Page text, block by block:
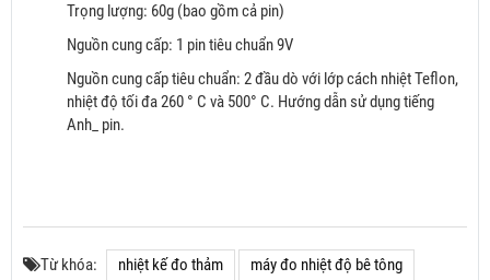
Trọng lượng: 60g (bao gồm cả pin)
Nguồn cung cấp: 1 pin tiêu chuẩn 9V
Nguồn cung cấp tiêu chuẩn: 2 đầu dò với lớp cách nhiệt Teflon,
nhiệt độ tối đa 260 ° C và 500° C. Hướng dẫn sử dụng tiếng
Anh_ pin.
Từ khóa: nhiệt kế đo thảm máy đo nhiệt độ bê tông